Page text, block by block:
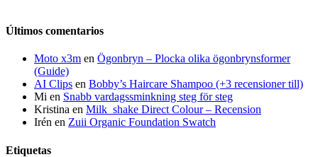
Últimos comentarios
Moto x3m en Ögonbryn – Plocka olika ögonbrynsformer
(Guide)
AI Clips en Bobby’s Haircare Shampoo (+3 recensioner till)
Mi en Snabb vardagssminkning steg för steg
Kristina en Milk_shake Direct Colour – Recension
Irén en Zuii Organic Foundation Swatch
Etiquetas